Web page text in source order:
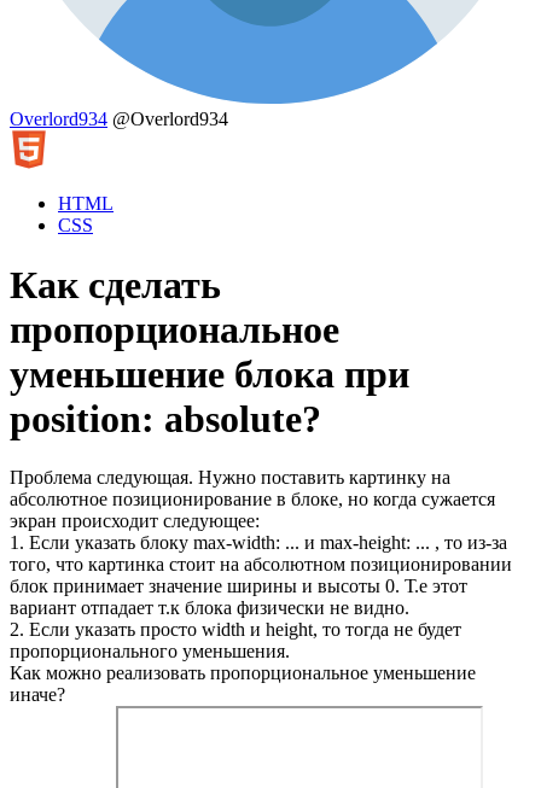
Overlord934 @Overlord934
HTML
CSS
Как сделать
пропорциональное
уменьшение блока при
position: absolute?
Проблема следующая. Нужно поставить картинку на
абсолютное позиционирование в блоке, но когда сужается
экран происходит следующее:
1. Если указать блоку max-width: ... и max-height: ... , то из-за
того, что картинка стоит на абсолютном позиционировании
блок принимает значение ширины и высоты 0. Т.е этот
вариант отпадает т.к блока физически не видно.
2. Если указать просто width и height, то тогда не будет
пропорционального уменьшения.
Как можно реализовать пропорциональное уменьшение
иначе?